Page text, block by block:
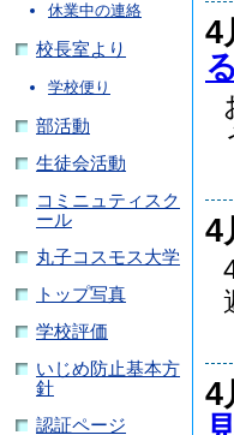
休業中の連絡
校長室より
学校便り
部活動
生徒会活動
コミニュティスク
ール
丸子コスモス大学
トップ写真
学校評価
いじめ防止基本方
針
認証ページ
4
4
4